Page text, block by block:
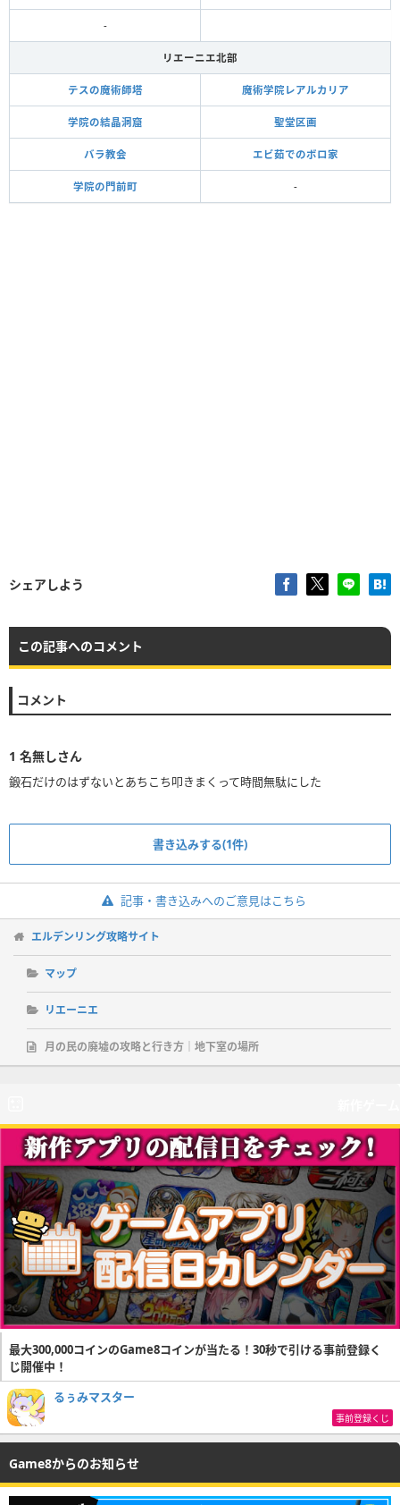
-
リエーニエ北部
テスの魔術師塔 魔術学院レアルカリア
学院の結晶洞窟 聖堂区画
バラ教会 エビ茹でのボロ家
学院の門前町 -
シェアしよう
この記事へのコメント
コメント
1 名無しさん
鍛石だけのはずないとあちこち叩きまくって時間無駄にした
書き込みする(1件)
記事・書き込みへのご意見はこちら
エルデンリング攻略サイト
マップ
リエーニエ
月の民の廃墟の攻略と行き方｜地下室の場所
最大300,000コインのGame8コインが当たる！30秒で引ける事前登録く
じ開催中！
るぅみマスター
事前登録くじ
Game8からのお知らせ